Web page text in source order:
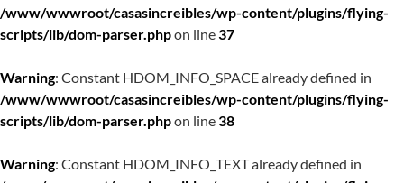
/www/wwwroot/casasincreibles/wp-content/plugins/flying-
scripts/lib/dom-parser.phpon line37
Warning: Constant HDOM_INFO_SPACE already defined in
/www/wwwroot/casasincreibles/wp-content/plugins/flying-
scripts/lib/dom-parser.phpon line38
Warning: Constant HDOM_INFO_TEXT already defined in